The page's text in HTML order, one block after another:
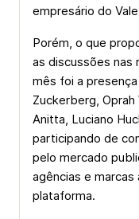
empresário do
Porém, o que
as discussões nas
mês foi a
Zuckerberg,
Anitta, Luciano
participando de
pelo mercado
agências e
plataforma.